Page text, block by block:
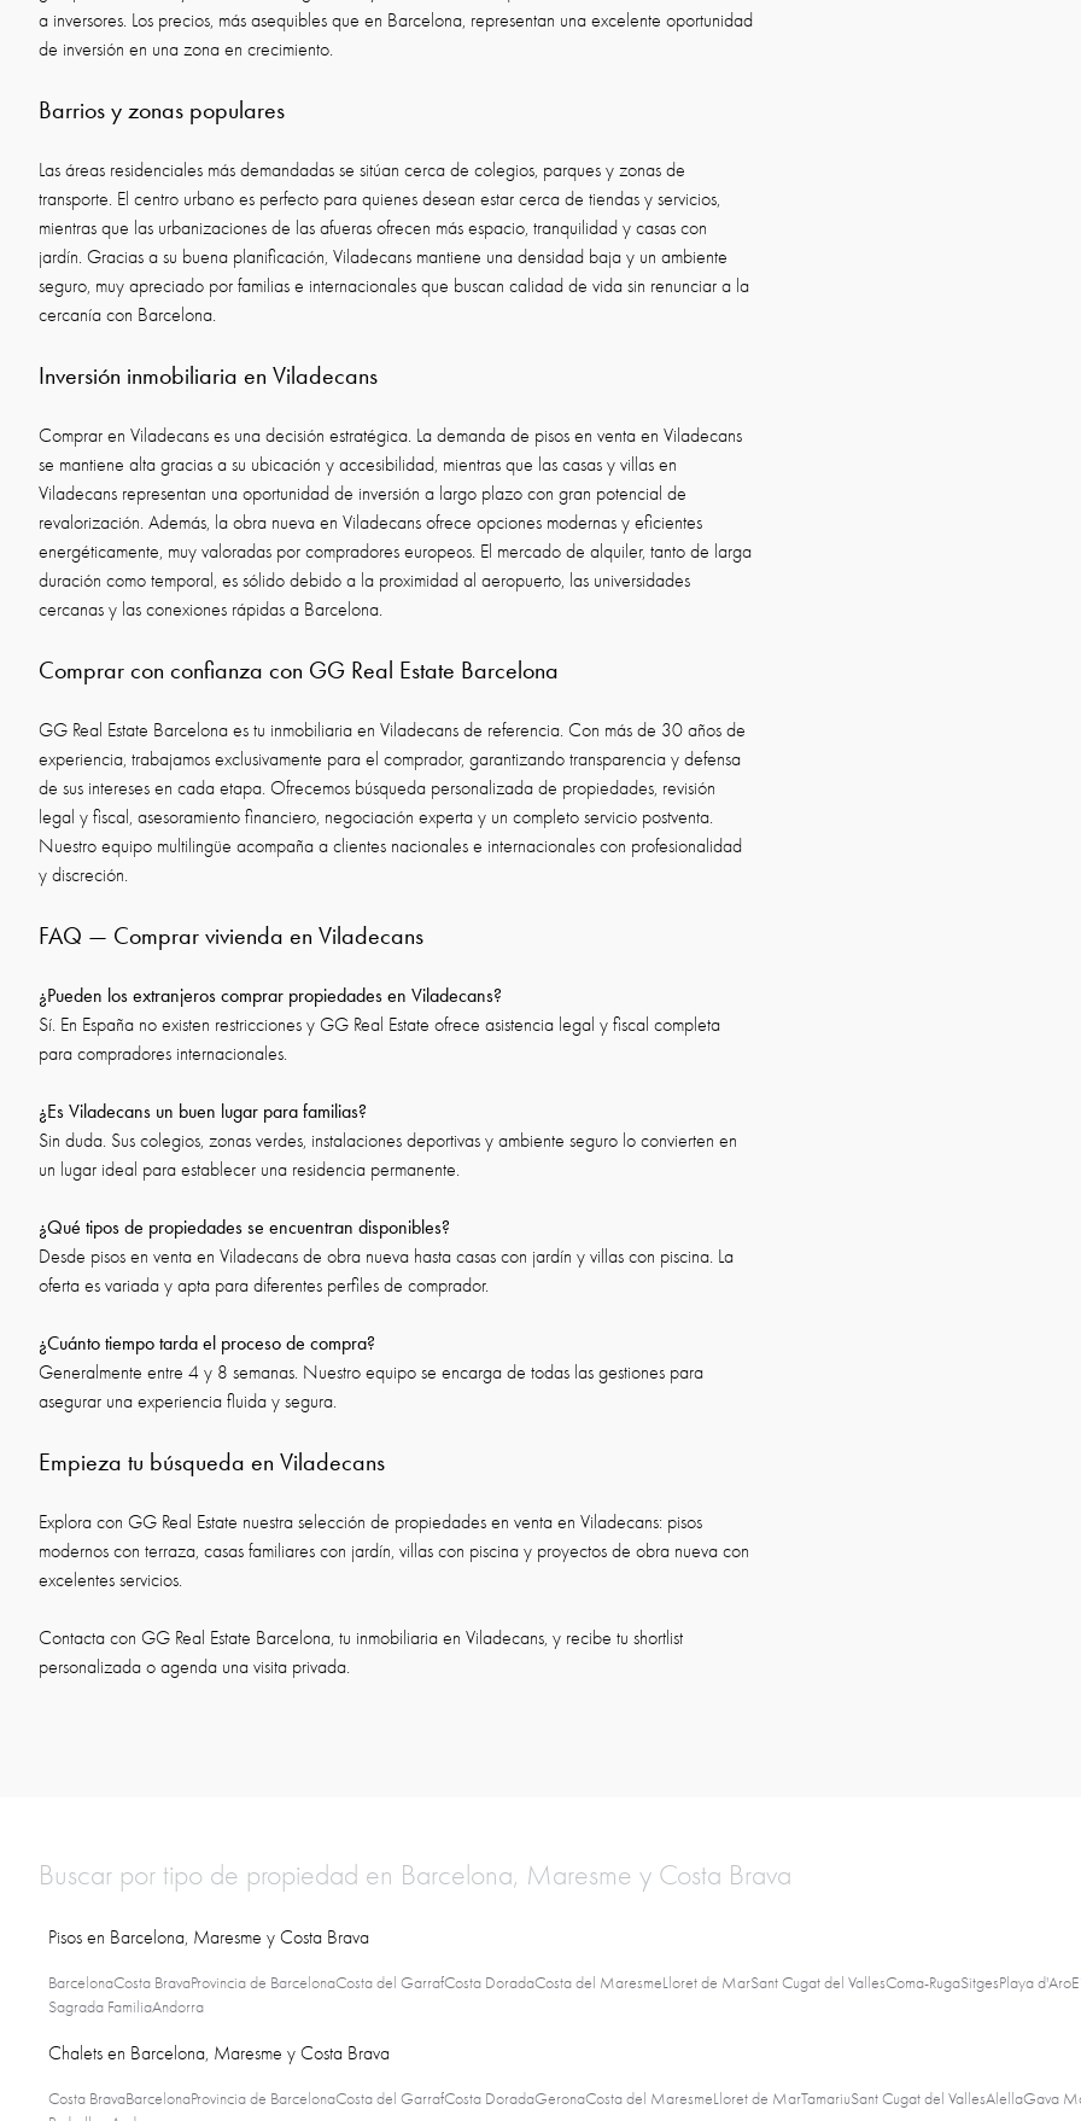
a inversores. Los precios, más asequibles que en Barcelona, representan una excelente oportunidad
de inversión en una zona en crecimiento.
Barrios y zonas populares
Las áreas residenciales más demandadas se sitúan cerca de colegios, parques y zonas de
transporte. El centro urbano es perfecto para quienes desean estar cerca de tiendas y servicios,
mientras que las urbanizaciones de las afueras ofrecen más espacio, tranquilidad y casas con
jardín. Gracias a su buena planificación, Viladecans mantiene una densidad baja y un ambiente
seguro, muy apreciado por familias e internacionales que buscan calidad de vida sin renunciar a la
cercanía con Barcelona.
Inversión inmobiliaria en Viladecans
Comprar en Viladecans es una decisión estratégica. La demanda de pisos en venta en Viladecans
se mantiene alta gracias a su ubicación y accesibilidad, mientras que las casas y villas en
Viladecans representan una oportunidad de inversión a largo plazo con gran potencial de
revalorización. Además, la obra nueva en Viladecans ofrece opciones modernas y eficientes
energéticamente, muy valoradas por compradores europeos. El mercado de alquiler, tanto de larga
duración como temporal, es sólido debido a la proximidad al aeropuerto, las universidades
cercanas y las conexiones rápidas a Barcelona.
Comprar con confianza con GG Real Estate Barcelona
GG Real Estate Barcelona es tu inmobiliaria en Viladecans de referencia. Con más de 30 años de
experiencia, trabajamos exclusivamente para el comprador, garantizando transparencia y defensa
de sus intereses en cada etapa. Ofrecemos búsqueda personalizada de propiedades, revisión
legal y fiscal, asesoramiento financiero, negociación experta y un completo servicio postventa.
Nuestro equipo multilingüe acompaña a clientes nacionales e internacionales con profesionalidad
y discreción.
FAQ — Comprar vivienda en Viladecans
¿Pueden los extranjeros comprar propiedades en Viladecans?
Sí. En España no existen restricciones y GG Real Estate ofrece asistencia legal y fiscal completa
para compradores internacionales.
¿Es Viladecans un buen lugar para familias?
Sin duda. Sus colegios, zonas verdes, instalaciones deportivas y ambiente seguro lo convierten en
un lugar ideal para establecer una residencia permanente.
¿Qué tipos de propiedades se encuentran disponibles?
Desde pisos en venta en Viladecans de obra nueva hasta casas con jardín y villas con piscina. La
oferta es variada y apta para diferentes perfiles de comprador.
¿Cuánto tiempo tarda el proceso de compra?
Generalmente entre 4 y 8 semanas. Nuestro equipo se encarga de todas las gestiones para
asegurar una experiencia fluida y segura.
Empieza tu búsqueda en Viladecans
Explora con GG Real Estate nuestra selección de propiedades en venta en Viladecans: pisos
modernos con terraza, casas familiares con jardín, villas con piscina y proyectos de obra nueva con
excelentes servicios.
Contacta con GG Real Estate Barcelona, tu inmobiliaria en Viladecans, y recibe tu shortlist
personalizada o agenda una visita privada.
Buscar por tipo de propiedad en Barcelona, Maresme y Costa Brava
Pisos en Barcelona, Maresme y Costa Brava
BarcelonaCosta BravaProvincia de BarcelonaCosta del GarrafCosta DoradaCosta del MaresmeLloret de MarSant Cugat del VallesComa-RugaSitgesPlaya d'Aro
Sagrada FamiliaAndorra
Chalets en Barcelona, Maresme y Costa Brava
Costa BravaBarcelonaProvincia de BarcelonaCosta del GarrafCosta DoradaGeronaCosta del MaresmeLloret de MarTamariuSant Cugat del VallesAlellaGava